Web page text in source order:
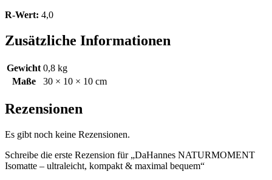
R-Wert: 4,0
Zusätzliche Informationen
Gewicht 0,8 kg
Maße
30 × 10 × 10 cm
Rezensionen
Es gibt noch keine Rezensionen.
Schreibe die erste Rezension für „DaHannes NATURMOMENT
Isomatte – ultraleicht, kompakt & maximal bequem“